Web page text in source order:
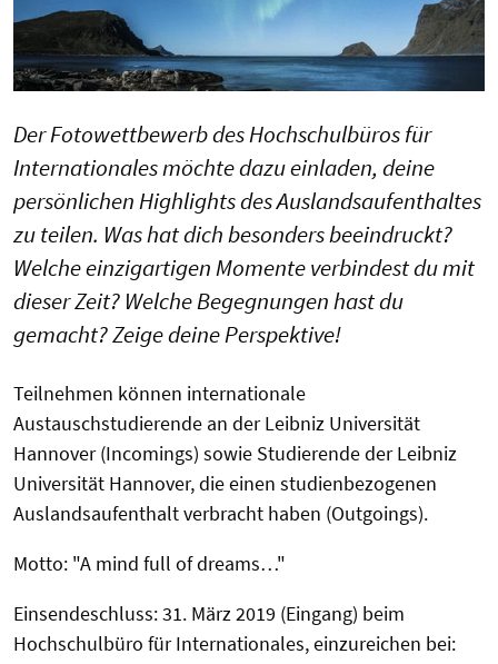
Der Fotowettbewerb des Hochschulbüros für
Internationales möchte dazu einladen, deine
persönlichen Highlights des Auslandsaufenthaltes
zu teilen. Was hat dich besonders beeindruckt?
Welche einzigartigen Momente verbindest du mit
dieser Zeit? Welche Begegnungen hast du
gemacht? Zeige deine Perspektive!
Teilnehmen können internationale
Austauschstudierende an der Leibniz Universität
Hannover (Incomings) sowie Studierende der Leibniz
Universität Hannover, die einen studienbezogenen
Auslandsaufenthalt verbracht haben (Outgoings).
Motto: "A mind full of dreams…"
Einsendeschluss: 31. März 2019 (Eingang) beim
Hochschulbüro für Internationales, einzureichen bei: